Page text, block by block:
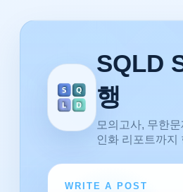
SQLD
행
모의고사, 무한
인화 리포트까지
WRITE A POST